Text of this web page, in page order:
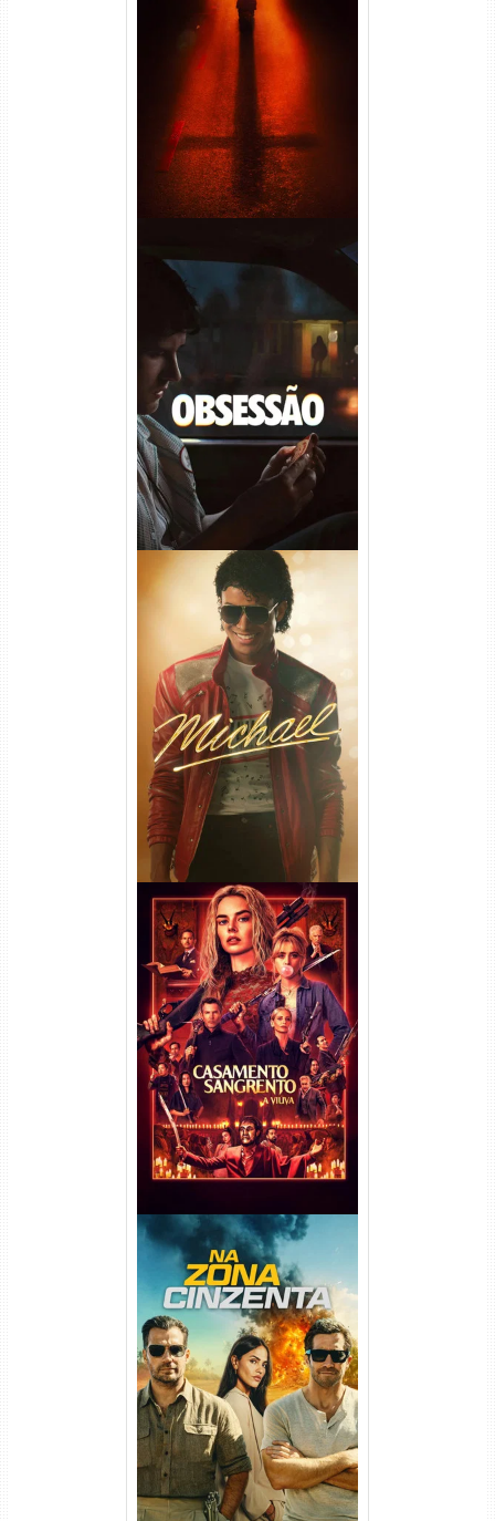
Passageiro do Mal Torrent
(2026) WEB-DL 1080p Dual
Áudio
Obsessão Torrent (2026)
WEB-DL 1080p/4K Dual
Áudio
Michael Torrent (2026) WEB-
DL 1080p/4K Dual Áudio
Casamento Sangrento: A
Viúva Torrent (2026) WEB-DL
720p/1080p/4K Dual Áudio
Na Zona Cinzenta Torrent
(2026) WEB-DL 1080p/4K
Dual Áudio